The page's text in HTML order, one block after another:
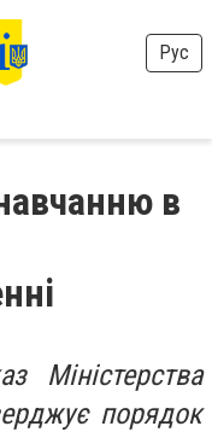
Рус
в
Міністерства
порядок